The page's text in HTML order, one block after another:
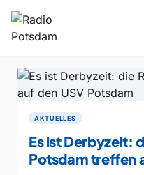
AKTUELLES
Es ist Derbyzeit:
Potsdam treffen